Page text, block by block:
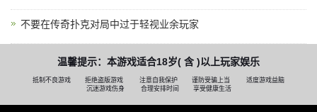
不要在传奇扑克对局中过于轻视业余玩家
温馨提示：本游戏适合18岁( 含 )以上玩家娱乐
抵制不良游戏 拒绝盗版游戏 注意自我保护 谨防受骗上当
适度游戏益脑
沉迷游戏伤身
合理安排时间 享受健康生活